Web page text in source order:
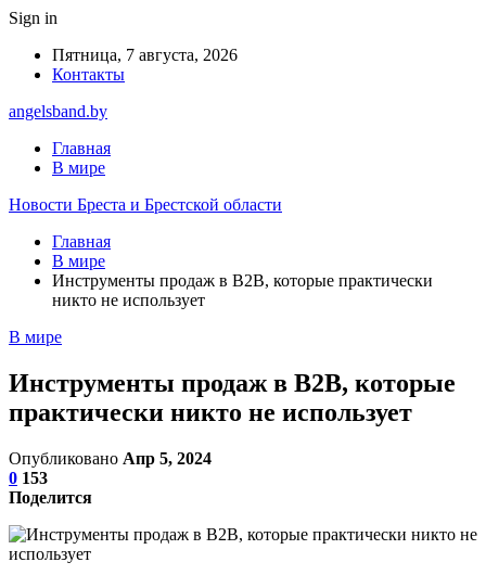
Sign in
Пятница, 7 августа, 2026
Контакты
angelsband.by
Главная
В мире
Новости Бреста и Брестской области
Главная
В мире
Инструменты продаж в B2B, которые практически
никто не использует
В мире
Инструменты продаж в B2B, которые
практически никто не использует
Опубликовано Апр 5, 2024
0 153
Поделится